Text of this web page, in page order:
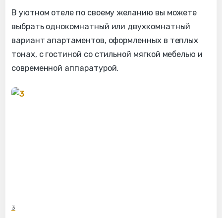
В уютном отеле по своему желанию вы можете
выбрать однокомнатный или двухкомнатный
вариант апартаментов, оформленных в теплых
тонах, с гостиной со стильной мягкой мебелью и
современной аппаратурой.
3